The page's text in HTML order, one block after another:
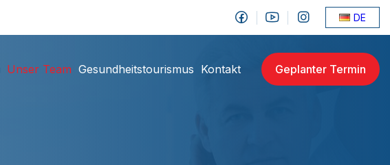
DE
Unser Team Gesundheitstourismus Kontakt Geplanter Termin